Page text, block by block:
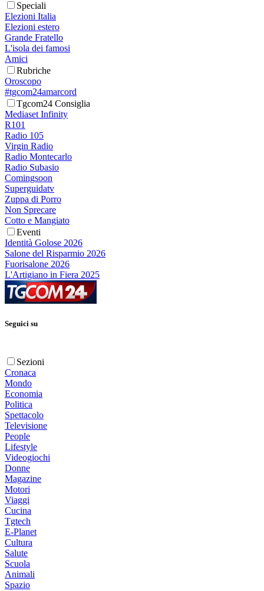
Speciali
Elezioni Italia
Elezioni estero
Grande Fratello
L'isola dei famosi
Amici
Rubriche
Oroscopo
#tgcom24amarcord
Tgcom24 Consiglia
Mediaset Infinity
R101
Radio 105
Virgin Radio
Radio Montecarlo
Radio Subasio
Comingsoon
Superguidatv
Zuppa di Porro
Non Sprecare
Cotto e Mangiato
Eventi
Identità Golose 2026
Salone del Risparmio 2026
Fuorisalone 2026
L'Artigiano in Fiera 2025
Seguici su
Sezioni
Cronaca
Mondo
Economia
Politica
Spettacolo
Televisione
People
Lifestyle
Videogiochi
Donne
Magazine
Motori
Viaggi
Cucina
Tgtech
E-Planet
Cultura
Salute
Scuola
Animali
Spazio